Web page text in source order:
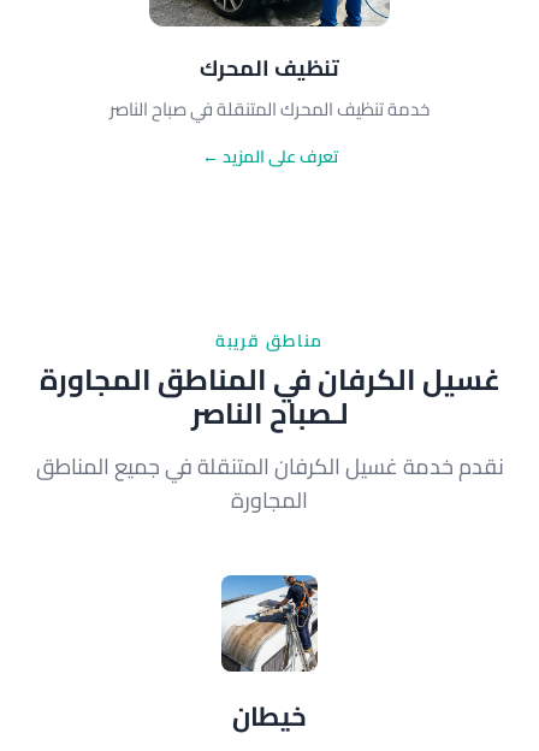
تنظيف المحرك
خدمة تنظيف المحرك المتنقلة في صباح الناصر
تعرف على المزيد ←
مناطق قريبة
غسيل الكرفان في المناطق المجاورة
لـصباح الناصر
نقدم خدمة غسيل الكرفان المتنقلة في جميع المناطق
المجاورة
خيطان